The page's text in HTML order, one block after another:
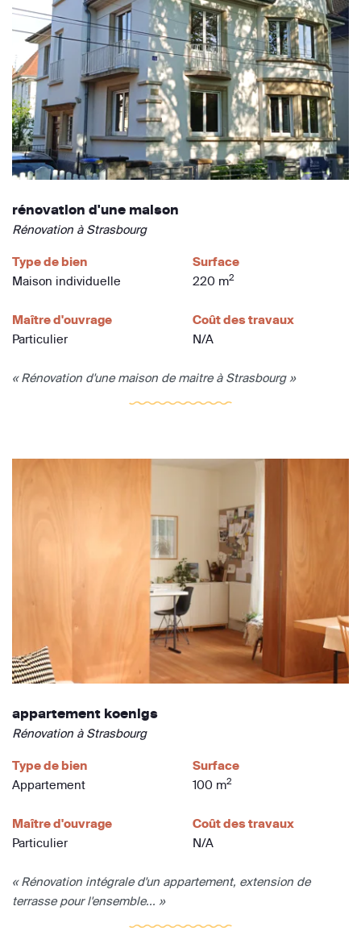
rénovation d'une maison
Rénovation à Strasbourg
Type de bien
Maison individuelle
Surface
220 m2
Maître d'ouvrage
Particulier
Coût des travaux
N/A
« Rénovation d'une maison de maitre à Strasbourg »
appartement koenigs
Rénovation à Strasbourg
Type de bien
Appartement
Surface
100 m2
Maître d'ouvrage
Particulier
Coût des travaux
N/A
« Rénovation intégrale d'un appartement, extension de
terrasse pour l'ensemble... »